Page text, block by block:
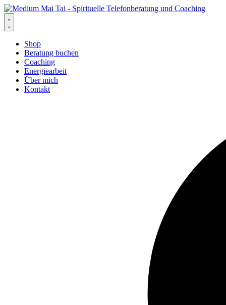
Zum
Inhalt
springen
Shop
Beratung buchen
Coaching
Energiearbeit
Über mich
Kontakt